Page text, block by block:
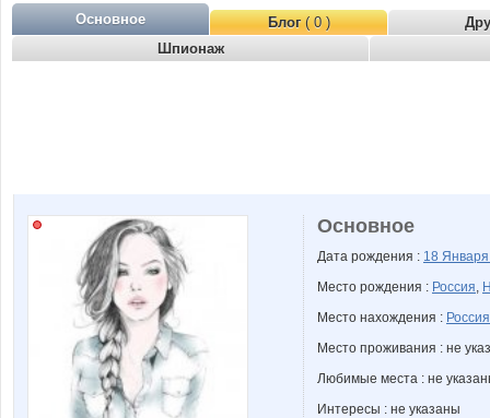
Основное Блог( 0 )
Шпионаж
Основное
Дата рождения : 18
Место рождения : Россия,
Место нахождения : Россия
Место проживания : не
Любимые места : не
Интересы : не указаны